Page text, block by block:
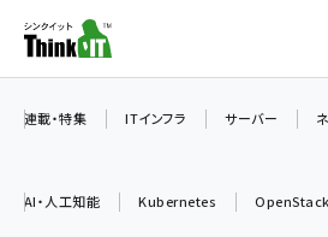
ン
連載・特集 ITインフラ サーバー
AI・人工知能 Kubernetes OpenStack